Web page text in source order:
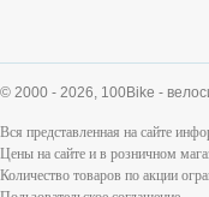
© 2000 - 2026, 100Bike -
Вся представленная на сайте
Цены на сайте и в розничном
Количество товаров по акции